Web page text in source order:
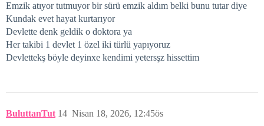
Emzik atıyor tutmuyor bir sürü emzik aldım belki bunu tutar diye
Kundak evet hayat kurtarıyor
Devlette denk geldik o doktora ya
Her takibi 1 devlet 1 özel iki türlü yapıyoruz
Devlettekş böyle deyinxe kendimi yetersşz hissettim
BuluttanTut Nisan 18, 2026, 12:45ös
14